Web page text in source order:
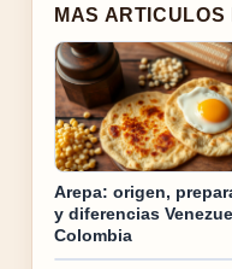
MAS
Arepa: origen,
y diferencias
Colombia